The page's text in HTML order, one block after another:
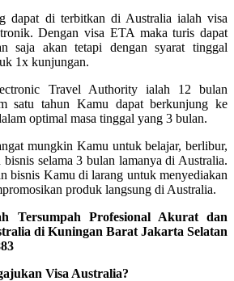
dapat di terbitkan di Australia ialah visa
Dengan visa ETA maka turis dapat
saja akan tetapi dengan syarat tinggal
1x kunjungan.
Travel Authority ialah 12 bulan
satu tahun Kamu dapat berkunjung ke
optimal masa tinggal yang 3 bulan.
mungkin Kamu untuk belajar, berlibur,
selama 3 bulan lamanya di Australia.
bisnis Kamu di larang untuk menyediakan
produk langsung di Australia.
Tersumpah Profesional Akurat dan
di Kuningan Barat Jakarta Selatan
Visa Australia?